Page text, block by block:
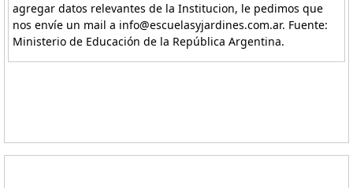
agregar datos relevantes de la Institucion, le pedimos que
nos envíe un mail a info@escuelasyjardines.com.ar. Fuente:
Ministerio de Educación de la República Argentina.